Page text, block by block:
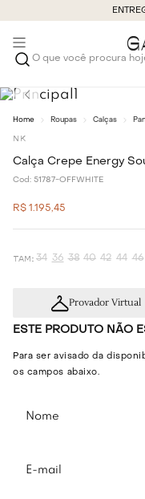
O que você
Roupas Calças
NK
Cod: 51787-OFFWHITE
R$ 1 .195,45
34 36 38 40 42 44 46
Provador Virtual
ESTE PRODUTO NÃO
Para ser avisado da
os campos abaixo.